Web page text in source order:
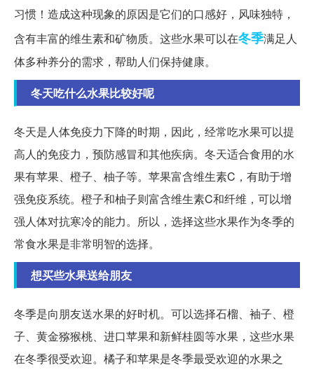
习惯！造成这种现象的原因是它们的口感好，风味独特，
含有丰富的维生素和矿物质。这些水果可以在冬季满足人
体多种养分的需求，帮助人们保持健康。
冬天吃什么水果比较好呢
冬天是人体免疫力下降的时期，因此，经常吃水果可以提
高人的免疫力，预防感冒和其他疾病。冬天适合食用的水
果有苹果、橙子、柚子等。苹果富含维生素C，有助于增
强免疫系统。橙子和柚子则富含维生素C和纤维，可以增
强人体对抗寒冷的能力。所以，选择这些水果作为冬季的
常食水果是非常明智的选择。
想买些水果送给朋友
冬季是向朋友送水果的好时机。可以选择石榴、袖子、橙
子、黄金猕猴桃、进口苹果和新鲜桂圆等水果，这些水果
在冬季很受欢迎。橘子和苹果是冬季最受欢迎的水果之